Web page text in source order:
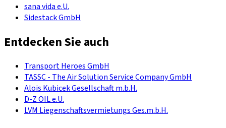
sana vida e.U.
Sidestack GmbH
Entdecken Sie auch
Transport Heroes GmbH
TASSC - The Air Solution Service Company GmbH
Alois Kubicek Gesellschaft m.b.H.
D-Z OIL e.U.
LVM Liegenschaftsvermietungs Ges.m.b.H.